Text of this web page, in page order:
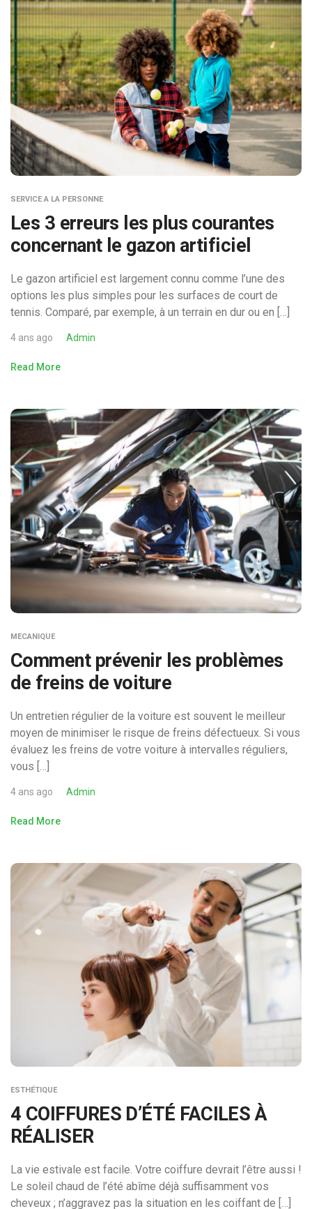
SERVICE A LA PERSONNE
Les 3 erreurs les plus courantes
concernant le gazon artificiel
Le gazon artificiel est largement connu comme l’une des
options les plus simples pour les surfaces de court de
tennis. Comparé, par exemple, à un terrain en dur ou en […]
4 ans ago Admin
Read More
MECANIQUE
Comment prévenir les problèmes
de freins de voiture
Un entretien régulier de la voiture est souvent le meilleur
moyen de minimiser le risque de freins défectueux. Si vous
évaluez les freins de votre voiture à intervalles réguliers,
vous […]
4 ans ago Admin
Read More
ESTHÉTIQUE
4 COIFFURES D’ÉTÉ FACILES À
RÉALISER
La vie estivale est facile. Votre coiffure devrait l’être aussi !
Le soleil chaud de l’été abîme déjà suffisamment vos
cheveux ; n’aggravez pas la situation en les coiffant de […]